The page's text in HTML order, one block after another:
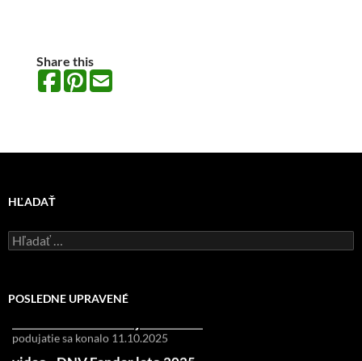
Share this
HĽADAŤ
Hľadať:
POSLEDNE UPRAVENÉ
R!SK-F1
test prebehol 11.10.2025
podujatie sa konalo 11.10.2025